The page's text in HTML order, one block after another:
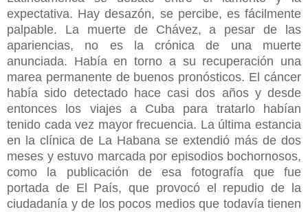
expectativa. Hay desazón, se percibe, es fácilmente
palpable. La muerte de Chávez, a pesar de las
apariencias, no es la crónica de una muerte
anunciada. Había en torno a su recuperación una
marea permanente de buenos pronósticos. El cáncer
había sido detectado hace casi dos años y desde
entonces los viajes a Cuba para tratarlo habían
tenido cada vez mayor frecuencia. La última estancia
en la clínica de La Habana se extendió más de dos
meses y estuvo marcada por episodios bochornosos,
como la publicación de esa fotografía que fue
portada de El País, que provocó el repudio de la
ciudadanía y de los pocos medios que todavía tienen